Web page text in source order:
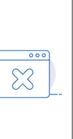
gevuld met mals
omhuld in een